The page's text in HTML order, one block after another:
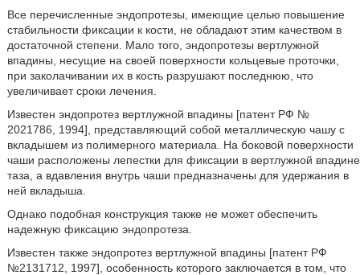
Все перечисленные эндопротезы, имеющие целью повышение
стабильности фиксации к кости, не обладают этим качеством в
достаточной степени. Мало того, эндопротезы вертлужной
впадины, несущие на своей поверхности кольцевые проточки,
при заколачивании их в кость разрушают последнюю, что
увеличивает сроки лечения.
Известен эндопротез вертлужной впадины [патент РФ №
2021786, 1994], представляющий собой металлическую чашу с
вкладышем из полимерного материала. На боковой поверхности
чаши расположены лепестки для фиксации в вертлужной впадине
таза, а вдавления внутрь чаши предназначены для удержания в
ней вкладыша.
Однако подобная конструкция также не может обеспечить
надежную фиксацию эндопротеза.
Известен также эндопротез вертлужной впадины [патент РФ
№2131712, 1997], особенность которого заключается в том, что